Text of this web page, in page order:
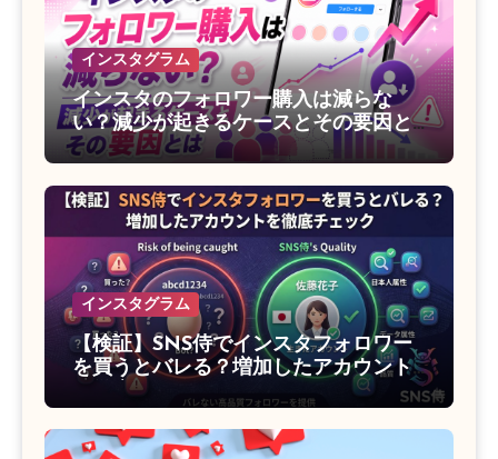
インスタグラム
インスタのフォロワー購入は減らな
い？減少が起きるケースとその要因と
は
インスタグラム
【検証】SNS侍でインスタフォロワー
を買うとバレる？増加したアカウント
を徹底チェック